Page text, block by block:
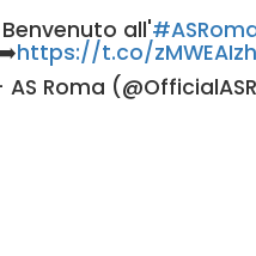
Benvenuto all'
https://t.co/
AS Roma